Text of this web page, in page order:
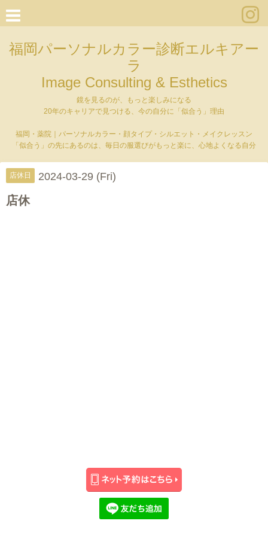
福岡パーソナルカラー診断エルキアー
ラ
Image Consulting & Esthetics
鏡を見るのが、もっと楽しみになる
20年のキャリアで見つける、今の自分に「似合う」理由
福岡・薬院｜パーソナルカラー・顔タイプ・シルエット・メイクレッスン
「似合う」の先にあるのは、毎日の服選びがもっと楽に、心地よくなる自分
店休日 2024-03-29 (Fri)
店休